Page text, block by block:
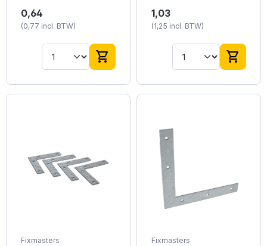
Verzinkte raamhoek
van 120 mm, geschikt
voor middelgrote
raamconstructies.
0,64
(0,77 incl. BTW)
shopping_cart
Verzinkte raamhoek
van 150 mm voor
stevige
raamverbindingen.
1,03
(1,25 incl. BTW)
shopping_cart
Fixmasters Fixmasters